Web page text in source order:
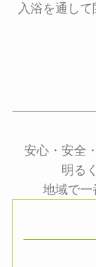
入浴を通し
安心・安全
明る
地域で一